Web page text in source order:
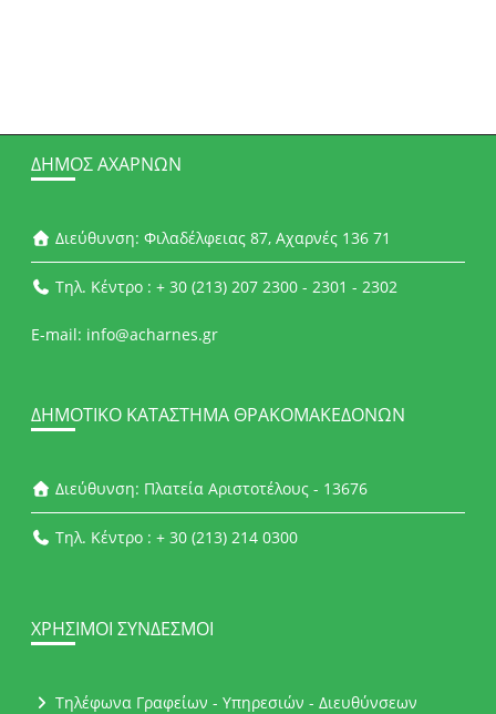
ΔΉΜΟΣ ΑΧΑΡΝΏΝ
Διεύθυνση: Φιλαδέλφειας 87, Αχαρνές 136 71
Τηλ. Κέντρο : + 30 (213) 207 2300 - 2301 - 2302
E-mail: info@acharnes.gr
ΔΗΜΟΤΙΚΌ ΚΑΤΆΣΤΗΜΑ ΘΡΑΚΟΜΑΚΕΔΌΝΩΝ
Διεύθυνση: Πλατεία Αριστοτέλους - 13676
Τηλ. Κέντρο : + 30 (213) 214 0300
ΧΡΉΣΙΜΟΙ ΣΎΝΔΕΣΜΟΙ
Τηλέφωνα Γραφείων - Υπηρεσιών - Διευθύνσεων